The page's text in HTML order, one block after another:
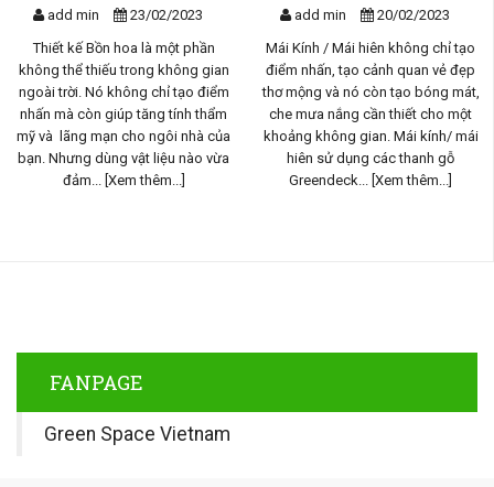
add min
23/02/2023
Thiết kế Bồn hoa là một phần
không thể thiếu trong không gian
ngoài trời. Nó không chỉ tạo điểm
nhấn mà còn giúp tăng tính thẩm
mỹ và lãng mạn cho ngôi nhà của
bạn. Nhưng dùng vật liệu nào vừa
đảm...[Xem thêm...]
add min
20/02/2023
Mái Kính / Mái hiên không chỉ tạo
điểm nhấn, tạo cảnh quan vẻ đẹp
thơ mộng và nó còn tạo bóng mát,
che mưa nắng cần thiết cho một
khoảng không gian. Mái kính/ mái
hiên sử dụng các thanh gỗ
Greendeck... [Xem thêm...]
FANPAGE
Green Space Vietnam